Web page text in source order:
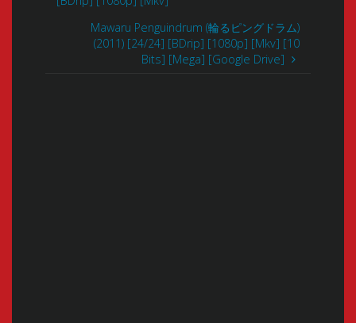
Mawaru Penguindrum (輪るピングドラム)
(2011) [24/24] [BDrip] [1080p] [Mkv] [10
Bits] [Mega] [Google Drive]